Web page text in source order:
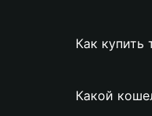
Как купить
Какой